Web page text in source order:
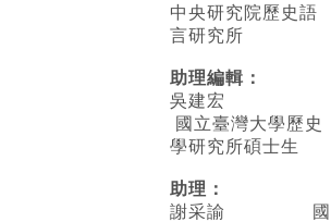
中央研究院歷史語
言研究所
助理編輯：
吳建宏
國立臺灣大學歷史
學研究所碩士生
助理：
謝采諭
國